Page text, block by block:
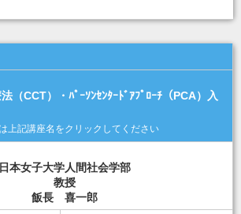
（CCT）・ﾊﾟｰｿﾝｾﾝﾀｰﾄﾞｱﾌﾟﾛｰﾁ（PCA）入
日本女子大学人間社会学部
教授
飯長 喜一郎